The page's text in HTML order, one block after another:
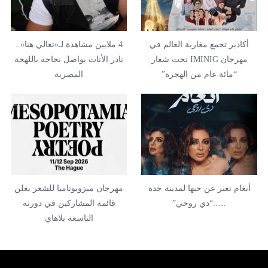
أكادير تجمع مغاربة العالم في
مهرجان IMINIG تحت شعار
“مائة عام من الهجرة”
4 ملايين مشاهدة لـ«تعالي هنا»..
نادر الأتات يواصل نجاحه باللهجة
المصرية
أنغام تعبر عن حبها لمدينة جدة
…..“دي روحي”
مهرجان ميزوبوتاميا للشعر يعلن
قائمة المشاركين في دورته
التاسعة بلاهاي